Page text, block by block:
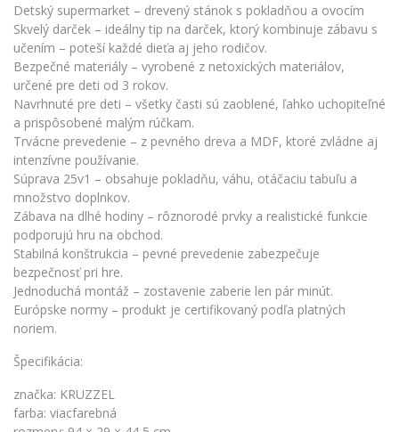
Detský supermarket – drevený stánok s pokladňou a ovocím
Skvelý darček – ideálny tip na darček, ktorý kombinuje zábavu s
učením – poteší každé dieťa aj jeho rodičov.
Bezpečné materiály – vyrobené z netoxických materiálov,
určené pre deti od 3 rokov.
Navrhnuté pre deti – všetky časti sú zaoblené, ľahko uchopiteľné
a prispôsobené malým rúčkam.
Trvácne prevedenie – z pevného dreva a MDF, ktoré zvládne aj
intenzívne používanie.
Súprava 25v1 – obsahuje pokladňu, váhu, otáčaciu tabuľu a
množstvo doplnkov.
Zábava na dlhé hodiny – rôznorodé prvky a realistické funkcie
podporujú hru na obchod.
Stabilná konštrukcia – pevné prevedenie zabezpečuje
bezpečnosť pri hre.
Jednoduchá montáž – zostavenie zaberie len pár minút.
Európske normy – produkt je certifikovaný podľa platných
noriem.
Špecifikácia:
značka: KRUZZEL
farba: viacfarebná